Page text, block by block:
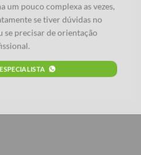
um pouco complexa as vezes,
se tiver dúvidas no
se precisar de orientação